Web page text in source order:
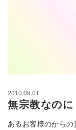
2010.09.01
無宗教なのに
あるお客様のからの